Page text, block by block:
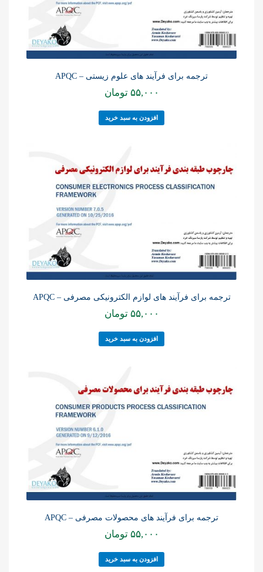
ترجمه برای فرآیند های علوم زیستی – APQC
۵۵,۰۰۰ تومان
افزودن به سبد خرید
ترجمه برای فرآیند های لوازم الکترونیکی مصرفی – APQC
۵۵,۰۰۰ تومان
افزودن به سبد خرید
ترجمه برای فرآیند های محصولات مصرفی – APQC
۵۵,۰۰۰ تومان
افزودن به سبد خرید